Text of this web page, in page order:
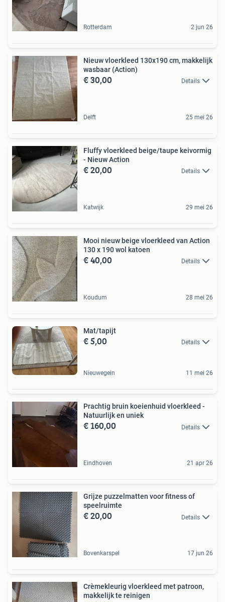
Rotterdam 2 jun 26
Nieuw vloerkleed 130x190 cm, makkelijk
wasbaar (Action)
€ 30,00 Details
Delft 25 mei 26
Fluffy vloerkleed beige/taupe keivormig
- Nieuw Action
€ 20,00 Details
Katwijk 29 mei 26
Mooi nieuw beige vloerkleed van Action
130 x 190 wol katoen
€ 40,00 Details
Koudum 28 mei 26
Mat/tapijt
€ 5,00 Details
Nieuwegein 11 mei 26
Prachtig bruin koeienhuid vloerkleed -
Natuurlijk en uniek
€ 160,00 Details
Eindhoven 21 apr 26
Grijze puzzelmatten voor fitness of
speelruimte
€ 20,00 Details
Bovenkarspel 17 jun 26
Crèmekleurig vloerkleed met patroon,
makkelijk te reinigen